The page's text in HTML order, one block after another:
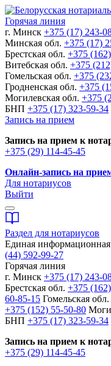
Горячая линия
г. Минск +375 (17) 243-
Минская обл. +375 (17)
Брестская обл. +375
Витебская обл. +375
Гомельская обл. +375
Гродненская обл. +375
Могилевская обл. +375
БНП +375 (17) 323-59-34
Запись на прием
Запись на прием к
+375 (29) 114-45-45
Онлайн-запись на
Для нотариусов
Выйти
Раздел для нотариусов
Единая
(44) 592-99-27
Горячая линия
г. Минск +375 (17) 243-
Брестская обл. +375
60-85-15 Гомельская обл.
+375 (152) 55-50-80
БНП +375 (17) 323-59-34
Запись на прием к
+375 (29) 114-45-45